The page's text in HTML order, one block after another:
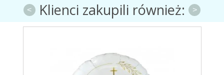
Klienci zakupili również:
< >